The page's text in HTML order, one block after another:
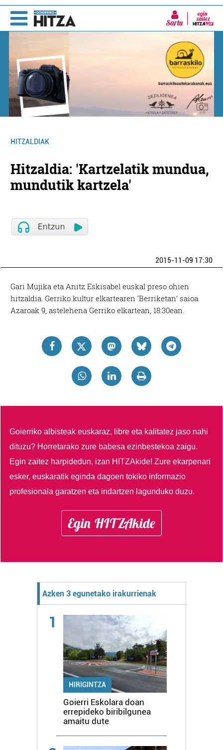
Sartu
HITZALDIAK
Hitzaldia: 'Kartzelatik mundua,
mundutik kartzela'
2015-11-09 17:30
Gari Mujika eta Anitz Eskisabel euskal preso ohien
hitzaldia. Gerriko kultur elkartearen ‘Berriketan’ saioa.
Azaroak 9, astelehena Gerriko elkartean, 18:30ean.
Goierriko albisteak euskaraz, libre eta kalitatez jaso nahi
dituzu? Horretarako zure babesa ezinbestekoa zaigu.
Egin zaitez harpidedun, izan HITZAkide!Zure ekarpenari
esker, euskaratik eginda dagoen tokiko informazio
profesionala garatzen eta indartzen lagunduko duzu.
Egin HITZAkide
Azken 3 egunetako irakurrienak
1
HIRIGINTZA
Goierri Eskolara doan
errepideko biribilgunea
amaitu dute